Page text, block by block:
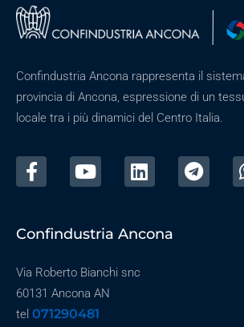
Confindustria Ancona rappresenta il
provincia di Ancona, espressione di un
locale tra i più dinamici del Centro Italia.
Confindustria Ancona
Via Roberto Bianchi snc
60131 Ancona AN
tel 071290481